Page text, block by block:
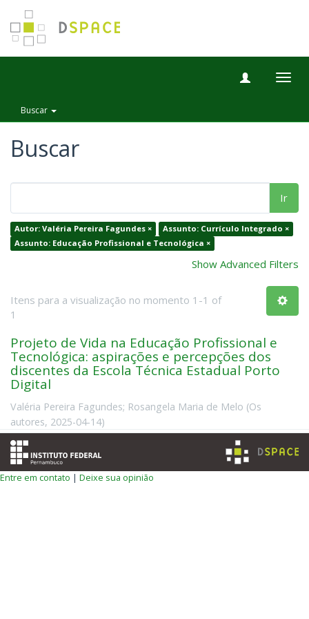
Buscar
Buscar
Ir
Autor: Valéria Pereira Fagundes ×
Assunto: Currículo Integrado ×
Assunto: Educação Profissional e Tecnológica ×
Show Advanced Filters
Itens para a visualização no momento 1-1 of
1
Projeto de Vida na Educação Profissional e
Tecnológica: aspirações e percepções dos
discentes da Escola Técnica Estadual Porto
Digital
Valéria Pereira Fagundes; Rosangela Maria de Melo (Os
autores, 2025-04-14)
Entre em contato | Deixe sua opinião